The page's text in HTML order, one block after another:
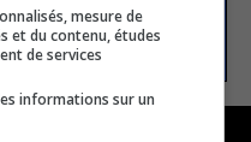
mesure de
et du contenu, études
de services
informations sur un